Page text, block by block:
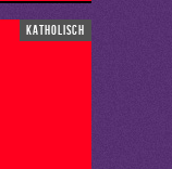
katholisch